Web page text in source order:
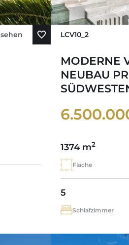
LCV10_2
MODERNE
NEUBAU
1374 m2
Fläche
5
Schlafzimmer